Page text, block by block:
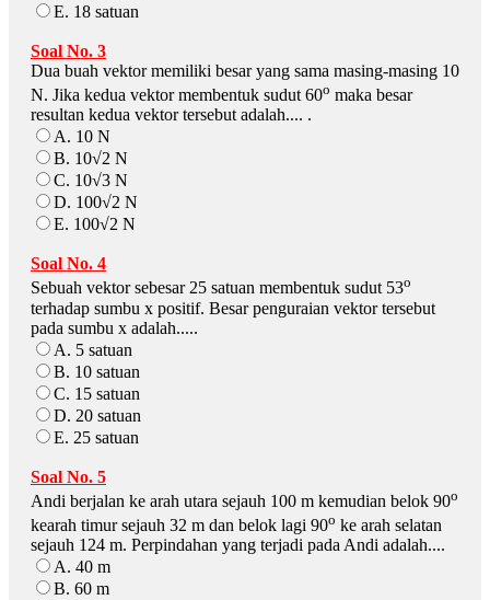
E. 18 satuan
Soal No. 3
Dua buah vektor memiliki besar yang sama masing-masing 10
N. Jika kedua vektor membentuk sudut 60o maka besar
resultan kedua vektor tersebut adalah.... .
A. 10 N
B. 10√2 N
C. 10√3 N
D. 100√2 N
E. 100√2 N
Soal No. 4
Sebuah vektor sebesar 25 satuan membentuk sudut 53o
terhadap sumbu x positif. Besar penguraian vektor tersebut
pada sumbu x adalah.....
A. 5 satuan
B. 10 satuan
C. 15 satuan
D. 20 satuan
E. 25 satuan
Soal No. 5
Andi berjalan ke arah utara sejauh 100 m kemudian belok 90o
kearah timur sejauh 32 m dan belok lagi 90o ke arah selatan
sejauh 124 m. Perpindahan yang terjadi pada Andi adalah....
A. 40 m
B. 60 m